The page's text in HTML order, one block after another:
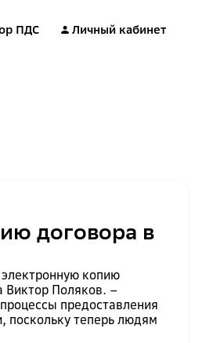
ПДС Личный кабинет
договора в
копию
Виктор Поляков. –
предоставления
поскольку теперь людям